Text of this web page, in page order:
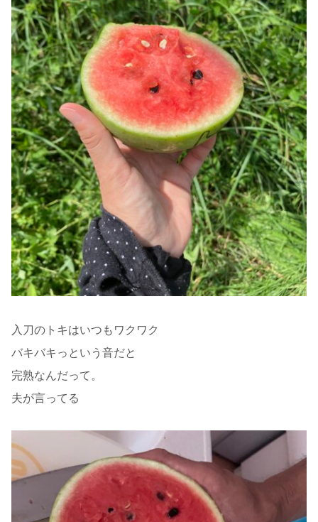
入刀のトキはいつもワクワク
バキバキっという音だと
完熟なんだって。
夫が言ってる